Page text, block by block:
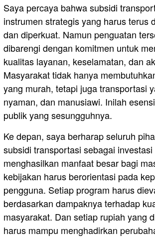
Saya percaya bahwa subsidi
instrumen strategis yang harus terus
dan diperkuat. Namun penguatan
dibarengi dengan komitmen untuk
kualitas layanan, keselamatan, dan
Masyarakat tidak hanya
yang murah, tetapi juga transportasi
nyaman, dan manusiawi. Inilah
publik yang sesungguhnya.
Ke depan, saya berharap seluruh
subsidi transportasi sebagai
menghasilkan manfaat besar bagi
kebijakan harus berorientasi pada
pengguna. Setiap program harus
berdasarkan dampaknya terhadap
masyarakat. Dan setiap rupiah yang
harus mampu menghadirkan